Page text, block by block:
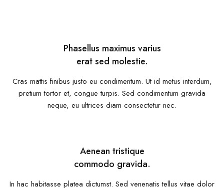
Phasellus maximus varius
erat sed molestie.
Cras mattis finibus justo eu condimentum. Ut id metus interdum,
pretium tortor et, congue turpis. Sed condimentum gravida
neque, eu ultrices diam consectetur nec.
Aenean tristique
commodo gravida.
In hac habitasse platea dictumst. Sed venenatis tellus vitae dolor